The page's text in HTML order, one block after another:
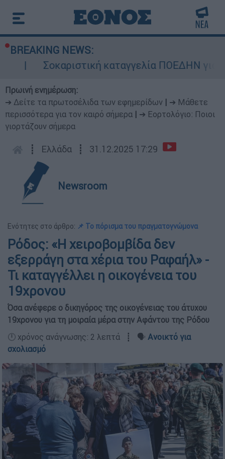
BREAKING NEWS:
Σοκαριστική καταγγελία ΠΟΕΔΗΝ για
Πρωινή ενημέρωση:
➔ Δείτε τα πρωτοσέλιδα των εφημερίδων
➔ Μάθετε
περισσότερα για τον καιρό σήμερα
➔ Εορτολόγιο: Ποιοι
γιορτάζουν σήμερα
┋ Ελλάδα ┋ 31.12.2025 17:29
Newsroom
Ενότητες στο άρθρο: 📌 Το πόρισμα του πραγματογνώμονα
Ρόδος: «Η χειροβομβίδα δεν
εξερράγη στα χέρια του Ραφαήλ» -
Τι καταγγέλλει η οικογένεια του
19χρονου
Όσα ανέφερε ο δικηγόρος της οικογένειας του άτυχου
19χρονου για τη μοιραία μέρα στην Αφάντου της Ρόδου
🕛 χρόνος ανάγνωσης: 2 λεπτά ┋ 🗣️ Ανοικτό για
σχολιασμό